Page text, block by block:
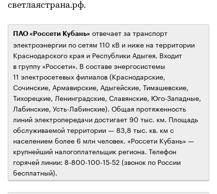
светлаястрана.рф.
ПАО «Россети Кубань» отвечает за транспорт
электроэнергии по сетям 110 кВ и ниже на территории
Краснодарского края и Республики Адыгея. Входит
в группу «Россети». В составе энергосистемы
11 электросетевых филиалов (Краснодарские,
Сочинские, Армавирские, Адыгейские, Тимашевские,
Тихорецкие, Ленинградские, Славянские, Юго-Западные,
Лабинские, Усть-Лабинские). Общая протяженность
линий электропередачи достигает 90 тыс. км. Площадь
обслуживаемой территории — 83,8 тыс. кв. км с
населением более 6 млн человек. «Россети Кубань» —
крупнейший налогоплательщик региона. Телефон
горячей линии: 8-800-100-15-52 (звонок по России
бесплатный).